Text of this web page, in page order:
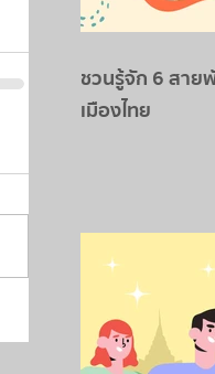
ชวนรู้จัก 6 สาย
เมืองไทย